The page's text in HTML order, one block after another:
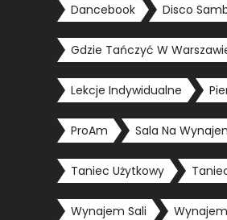
Dancebook Disco
Gdzie Tańczyć W
Lekcje Indywidualne
ProAm Sala Na
Taniec Użytkowy
Wynajem Sali